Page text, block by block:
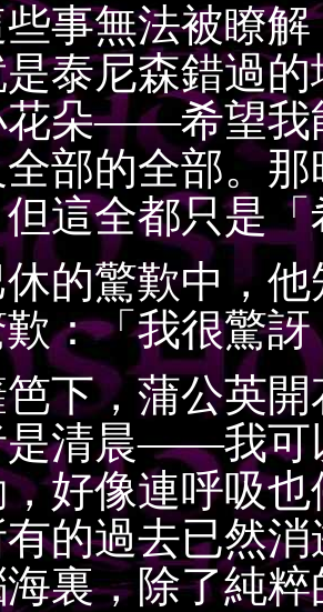
無法被瞭解
泰尼森錯過的
花朵——希望我
部的全部。
這全都只是
驚歎中，他
歎：「我很驚
，蒲公英開
是清晨——我可
，好像連呼吸
的過去已然
裏，除了純